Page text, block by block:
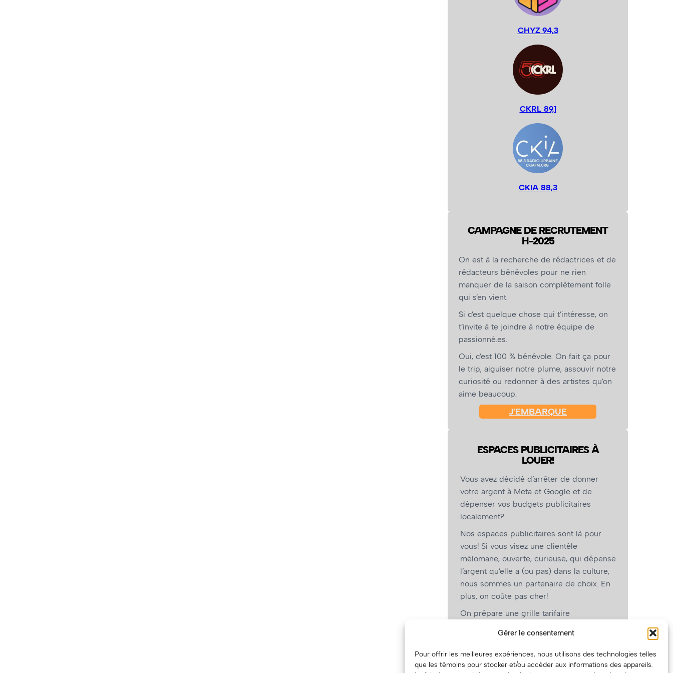
Gérer le consentement
Pour offrir les meilleures expériences, nous utilisons des technologies telles
que les témoins pour stocker et/ou accéder aux informations des appareils.
CHYZ 94,3
CKRL 89,1
CKIA 88,3
CAMPAGNE DE RECRUTEMENT
H-2025
On est à la recherche de rédactrices et de
rédacteurs bénévoles pour ne rien
manquer de la saison complètement folle
qui s’en vient.
Si c’est quelque chose qui t’intéresse, on
t’invite à te joindre à notre équipe de
passionné.es.
Oui, c’est 100 % bénévole. On fait ça pour
le trip, aiguiser notre plume, assouvir notre
curiosité ou redonner à des artistes qu’on
aime beaucoup.
J’EMBARQUE
ESPACES PUBLICITAIRES À
LOUER!
Vous avez décidé d’arrêter de donner
votre argent à Meta et Google et de
dépenser vos budgets publicitaires
localement?
Nos espaces publicitaires sont là pour
vous! Si vous visez une clientèle
mélomane, ouverte, curieuse, qui dépense
l’argent qu’elle a (ou pas) dans la culture,
nous sommes un partenaire de choix. En
plus, on coûte pas cher!
On prépare une grille tarifaire
vous, les artistes!)